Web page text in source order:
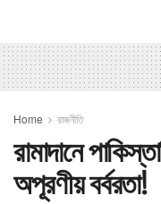
Home রাজনীতি
রামাদানে
অপূরণীয় বর্বরতা! ​